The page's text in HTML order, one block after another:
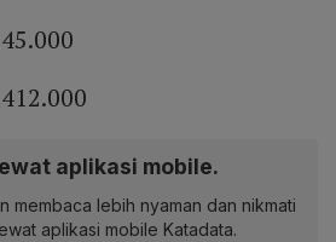
aplikasi mobile.
membaca lebih nyaman dan nikmati
aplikasi mobile Katadata.